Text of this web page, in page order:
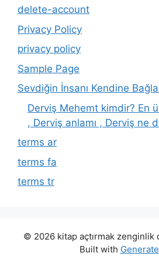
delete-account
Privacy Policy
privacy policy
Sample Page
Sevdiğin İnsanı Kendine
Derviş Mehemt kimdir? En
, Derviş anlamı , Derviş ne
terms ar
terms fa
terms tr
© 2026 kitap açtırmak zenginlik
Built with